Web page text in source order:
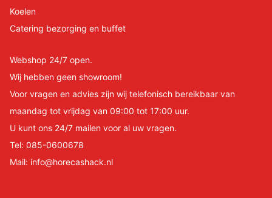
Koelen
Catering bezorging en buffet
Webshop 24/7 open.
Wij hebben geen showroom!
Voor vragen en advies zijn wij telefonisch bereikbaar van
maandag tot vrijdag van 09:00 tot 17:00 uur.
U kunt ons 24/7 mailen voor al uw vragen.
Tel: 085-0600678
Mail: info@horecashack.nl